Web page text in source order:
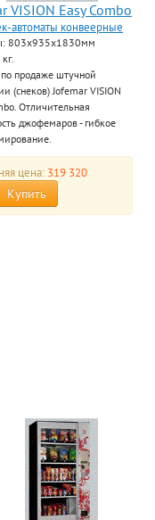
VISION Easy Combo
автоматы конвеерные
803x935x1830мм
продаже штучной
(снеков) Jofemar VISION
Отличительная
джофемаров - гибкое
цена: 319 320
Купить